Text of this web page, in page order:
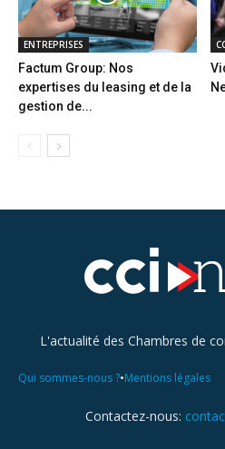
ENTREPRISES
Factum Group: Nos
expertises du leasing et de la
gestion de...
L'actualité des Chambres de
Qui sommes-nous ?•Mentions légales
Contactez-nous: